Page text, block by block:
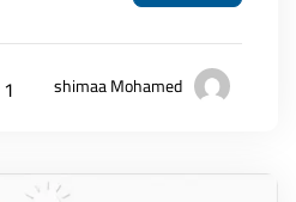
shimaa Mohamed
1